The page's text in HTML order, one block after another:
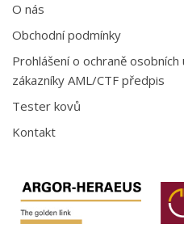
O nás
Obchodní podmínky
Prohlášení o ochraně
zákazníky AML/CTF předpis
Tester kovů
Kontakt